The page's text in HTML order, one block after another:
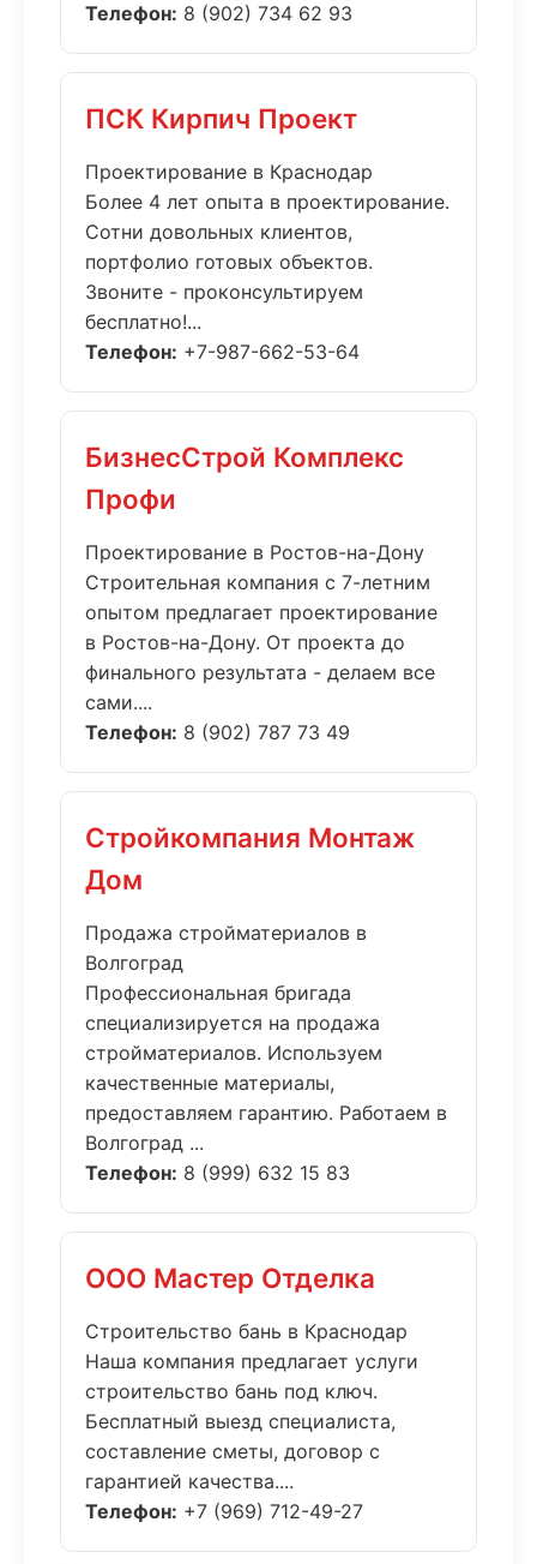
Телефон: 8 (902) 734 62 93
ПСК Кирпич Проект
Проектирование в Краснодар
Более 4 лет опыта в проектирование.
Сотни довольных клиентов,
портфолио готовых объектов.
Звоните - проконсультируем
бесплатно!...
Телефон: +7-987-662-53-64
БизнесСтрой Комплекс
Профи
Проектирование в Ростов-на-Дону
Строительная компания с 7-летним
опытом предлагает проектирование
в Ростов-на-Дону. От проекта до
финального результата - делаем все
сами....
Телефон: 8 (902) 787 73 49
Стройкомпания Монтаж
Дом
Продажа стройматериалов в
Волгоград
Профессиональная бригада
специализируется на продажа
стройматериалов. Используем
качественные материалы,
предоставляем гарантию. Работаем в
Волгоград ...
Телефон: 8 (999) 632 15 83
ООО Мастер Отделка
Строительство бань в Краснодар
Наша компания предлагает услуги
строительство бань под ключ.
Бесплатный выезд специалиста,
составление сметы, договор с
гарантией качества....
Телефон: +7 (969) 712-49-27